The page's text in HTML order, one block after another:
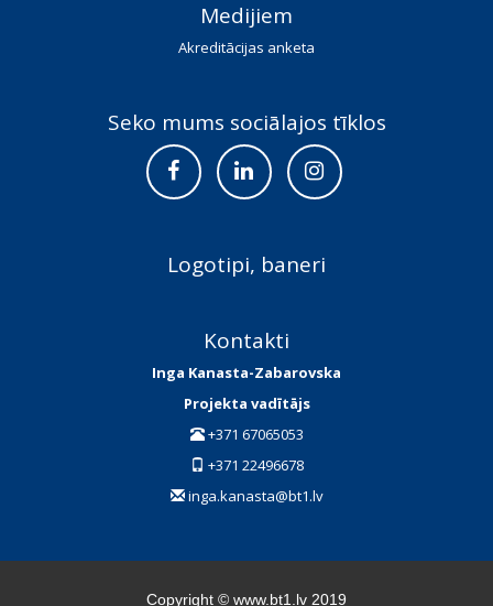
Medijiem
Akreditācijas anketa
Seko mums sociālajos tīklos
Logotipi, baneri
Kontakti
Inga Kanasta-Zabarovska
Projekta vadītājs
+371 67065053
+371 22496678
inga.kanasta@bt1.lv
Copyright © www.bt1.lv 2019